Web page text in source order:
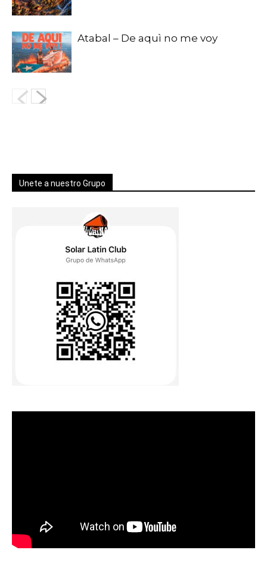
Atabal – De aquì no me voy
Unete a nuestro Grupo